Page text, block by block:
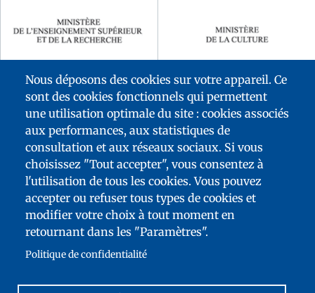
MENÚ
MAPA DEL SITIO
ACCESIBILIDAD: NO CONFORME
TELEDESCARGAS
Nous déposons des cookies sur votre appareil. Ce
sont des cookies fonctionnels qui permettent
une utilisation optimale du site : cookies associés
aux performances, aux statistiques de
consultation et aux réseaux sociaux. Si vous
choisissez "Tout accepter", vous consentez à
l'utilisation de tous les cookies. Vous pouvez
accepter ou refuser tous types de cookies et
modifier votre choix à tout moment en
retournant dans les "Paramètres".
Politique de confidentialité